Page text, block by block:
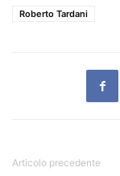
Roberto Tardani
Articolo precedente